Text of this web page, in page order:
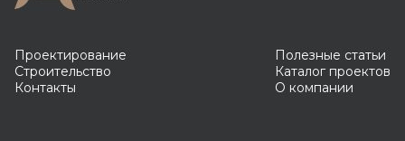
Проектирование
Строительство
Контакты
Полезные статьи
Каталог проектов
О компании